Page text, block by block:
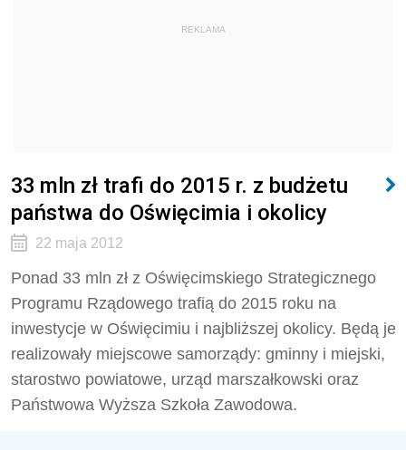
REKLAMA
33 mln zł trafi do 2015 r. z budżetu
państwa do Oświęcimia i okolicy
22 maja 2012
Ponad 33 mln zł z Oświęcimskiego Strategicznego
Programu Rządowego trafią do 2015 roku na
inwestycje w Oświęcimiu i najbliższej okolicy. Będą je
realizowały miejscowe samorządy: gminny i miejski,
starostwo powiatowe, urząd marszałkowski oraz
Państwowa Wyższa Szkoła Zawodowa.